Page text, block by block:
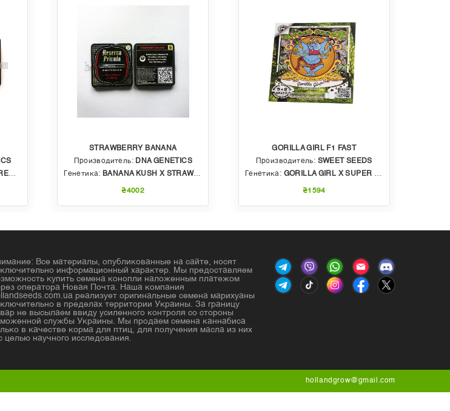
STRAWBERRY BANANA
Производитель: DNA GENETICS
Генетика: BANANA KUSH X STRAWBERRY PHENO OF BUBBLE GUM
₴4002
GORILLA GIRL F1 FAST
Производитель: SWEET SEEDS
Генетика: GORILLA GIRL X SUPER STRONG X SWEET GELATO AUTO
₴1594
Все материалы, опубликованные на сайте, носят
информационный характер. Мы предоставляем
купить семена конопли наложенным платежом
оператора Новая Почта. Наша компания
реализует оригинальные семена марихуаны
в пределах территории Украины. За границу
не высылаем ввиду усиленного контроля со стороны
службы Украины. Мы продаем семена каннабиса
в качестве корма для птиц, для получения масла из них
целью научного исследования.
hollandgrow@gmail.com